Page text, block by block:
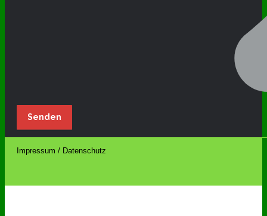
Impressum / Datenschutz